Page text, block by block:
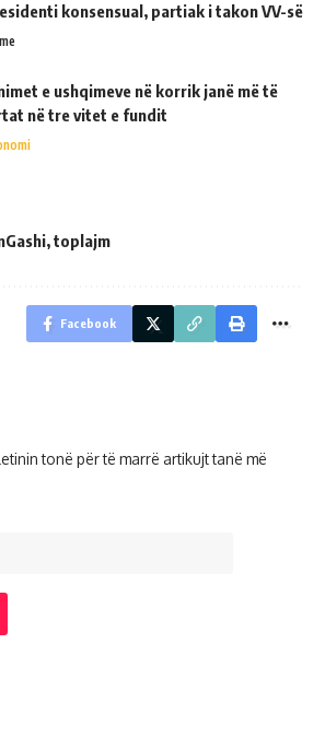
konsensual, partiak i takon VV-së
e ushqimeve në korrik janë më të
në tre vitet e fundit
,toplajm
Facebook
tonë për të marrë artikujt tanë më